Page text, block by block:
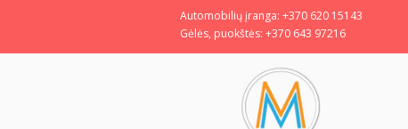
Automobilių įranga: +370 620 15143
Gėlės, puokštės: +370 643 97216